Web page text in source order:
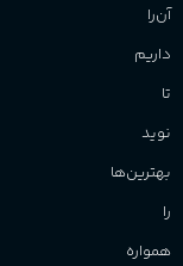
آن‌را
داریم
تا
نوید
بهترین‌ها
را
همواره